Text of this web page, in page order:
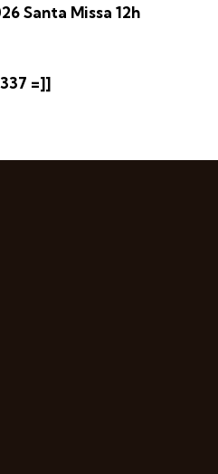
Santa Missa 12h
=]]